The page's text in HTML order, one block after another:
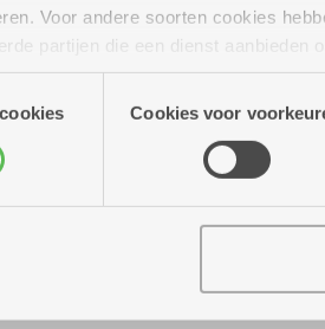
Voor andere soorten cookies
partijen die een dienst
gebruik van onze site voor social
andere informatie die je aan hen
Cookies voor
14.30 uur tot 16.30 uur
peche Melba